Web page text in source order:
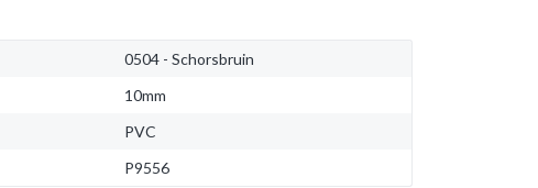
0504 - Schorsbruin
10mm
PVC
P9556